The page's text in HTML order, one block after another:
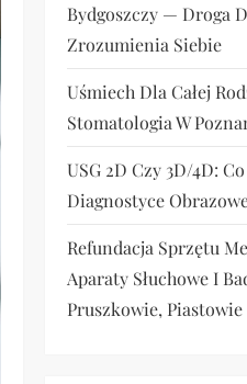
Bydgoszczy — Droga
Zrozumienia Siebie
Uśmiech Dla Całej
Stomatologia W
USG 2D Czy 3D/4D:
Diagnostyce
Refundacja Sprzętu
Aparaty Słuchowe I
Pruszkowie, Piastowie